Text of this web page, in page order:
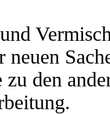
den